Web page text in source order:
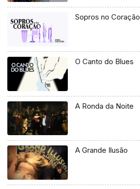
Sopros no Coração
O Canto do Blues
A Ronda da Noite
A Grande Ilusão